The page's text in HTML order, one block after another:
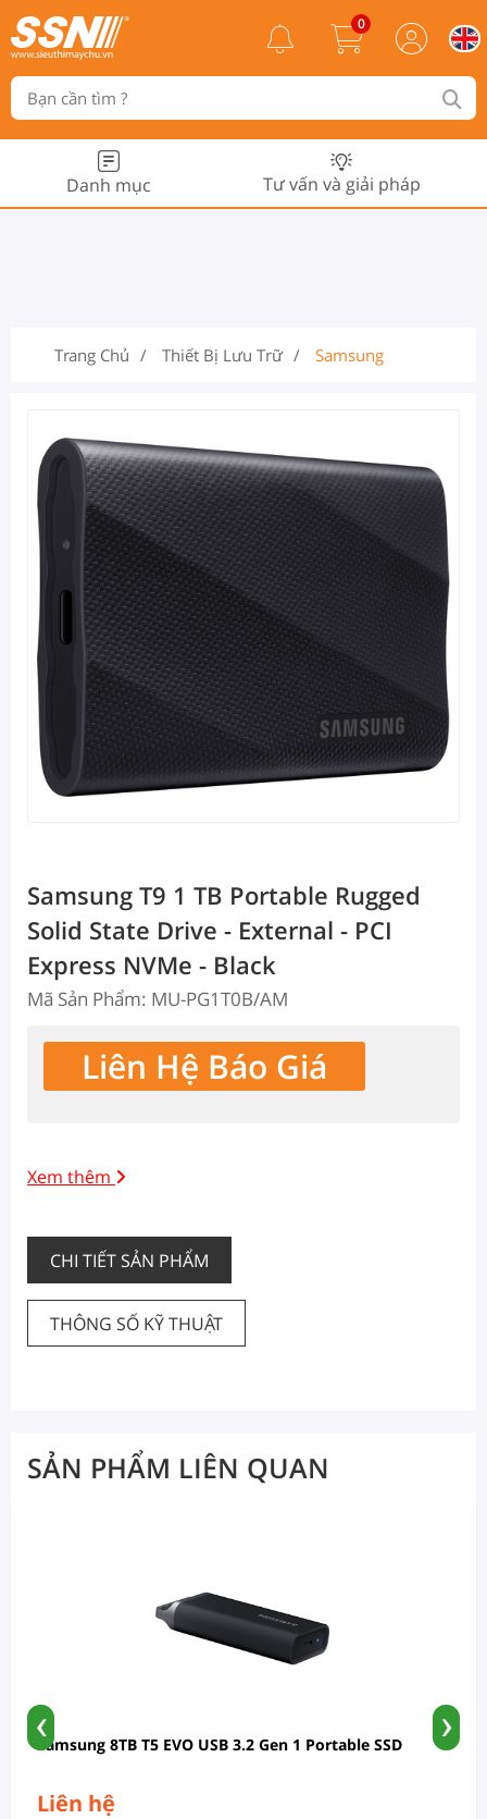
0
Danh mục Tư vấn và giải pháp
Trang Chủ Thiết Bị Lưu Trữ Samsung
Samsung T9 1 TB Portable Rugged
Solid State Drive - External - PCI
Express NVMe - Black
Mã Sản Phẩm: MU-PG1T0B/AM
Liên Hệ Báo Giá
Xem thêm
CHI TIẾT SẢN PHẨM
THÔNG SỐ KỸ THUẬT
SẢN PHẨM LIÊN QUAN
Samsung 8TB T5 EVO USB 3.2 Gen 1 Portable SSD
Liên hệ
‹ ›